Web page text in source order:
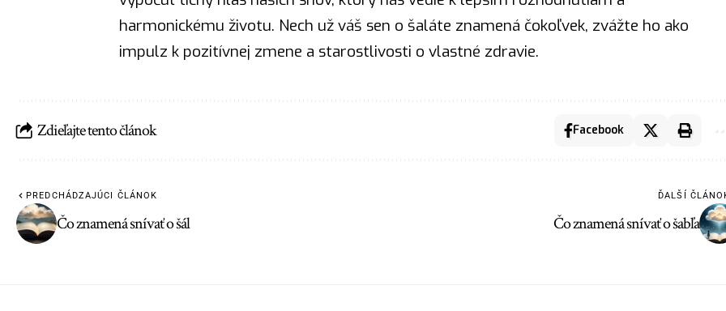
harmonickému životu. Nech už váš sen o šaláte znamená čokoľvek, zvážte ho ako
impulz k pozitívnej zmene a starostlivosti o vlastné zdravie.
Zdieľajte tento článok Facebook
PREDCHÁDZAJÚCI ČLÁNOK
Čo znamená snívať o šál
ĎALŠÍ
Čo znamená snívať o šabľa